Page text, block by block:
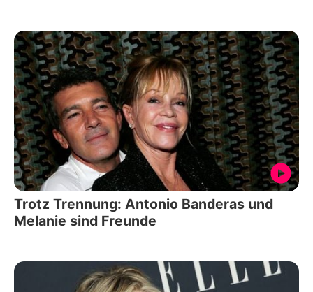
Trotz Trennung: Antonio Banderas und
Melanie sind Freunde